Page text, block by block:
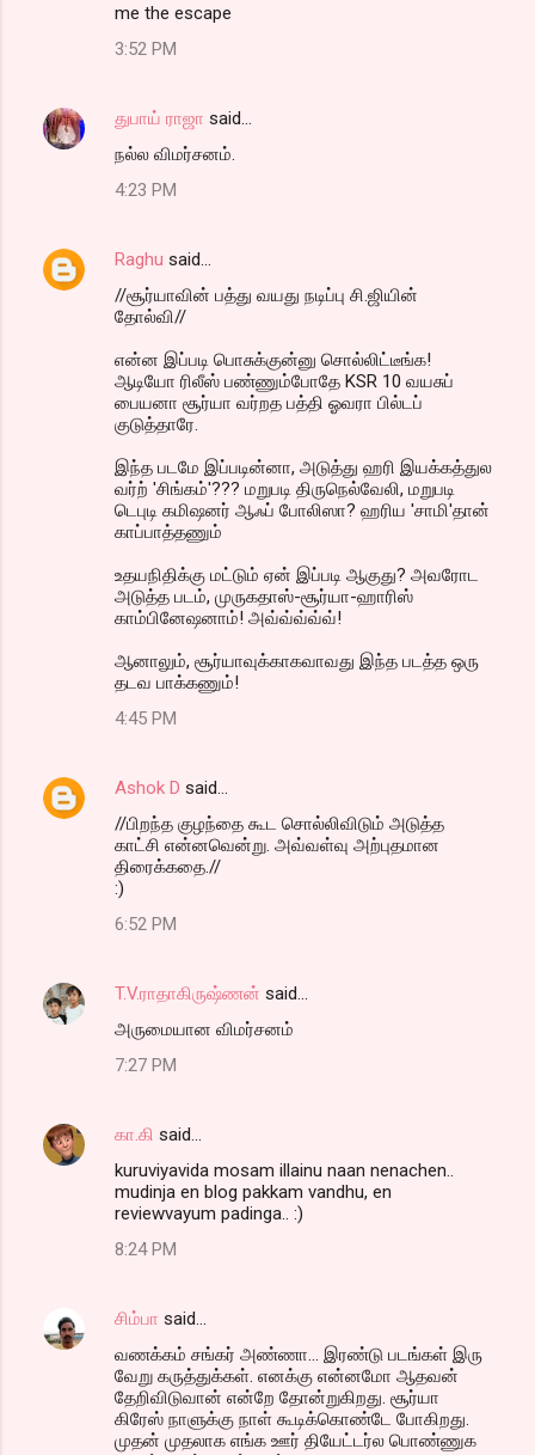
me the escape
3:52 PM
துபாய் ராஜா said…
நல்ல விமர்சனம்.
4:23 PM
Raghu said…
//சூர்யாவின் பத்து வயது நடிப்பு சி.ஜியின்
தோல்வி//
என்ன‌ இப்ப‌டி பொசுக்குன்னு சொல்லிட்டீங்க‌!
ஆடியோ ரிலீஸ் ப‌ண்ணும்போதே KSR 10 வ‌ய‌சுப்
பைய‌னா சூர்யா வ‌ர்ற‌த‌ ப‌த்தி ஓவ‌ரா பில்ட‌ப்
குடுத்தாரே.
இந்த‌ ப‌ட‌மே இப்ப‌டின்னா, அடுத்து ஹரி இய‌க்க‌த்துல‌
வ‌ர்ற் 'சிங்க‌ம்'??? ம‌றுப‌டி திருநெல்வேலி, ம‌றுப‌டி
டெபுடி க‌மிஷ‌ன‌ர் ஆஃப் போலிஸா? ஹ‌ரிய‌ 'சாமி'தான்
காப்பாத்த‌ணும்
உத‌ய‌நிதிக்கு மட்டும் ஏன் இப்ப‌டி ஆகுது? அவ‌ரோட‌
அடுத்த‌ ப‌ட‌ம், முருக‌தாஸ்-சூர்யா-ஹாரிஸ்
காம்பினேஷ‌னாம்! அவ்வ்வ்வ்வ்!
ஆனாலும், சூர்யாவுக்காக‌வாவ‌து இந்த‌ பட‌த்த‌ ஒரு
த‌ட‌வ‌ பாக்க‌ணும்!
4:45 PM
Ashok D said…
//பிறந்த குழந்தை கூட சொல்லிவிடும் அடுத்த
காட்சி என்னவென்று. அவ்வள்வு அற்புதமான
திரைக்கதை.//
:)
6:52 PM
T.V.ராதாகிருஷ்ணன் said…
அருமையான விமர்சனம்
7:27 PM
கா.கி said…
kuruviyavida mosam illainu naan nenachen..
mudinja en blog pakkam vandhu, en
reviewvayum padinga.. :)
8:24 PM
சிம்பா said…
வணக்கம் சங்கர் அண்ணா... இரண்டு படங்கள் இரு
வேறு கருத்துக்கள். எனக்கு என்னமோ ஆதவன்
தேறிவிடுவான் என்றே தோன்றுகிறது. சூர்யா
கிரேஸ் நாளுக்கு நாள் கூடிக்கொண்டே போகிறது.
முதன் முதலாக எங்க ஊர் தியேட்டர்ல பொண்ணுக